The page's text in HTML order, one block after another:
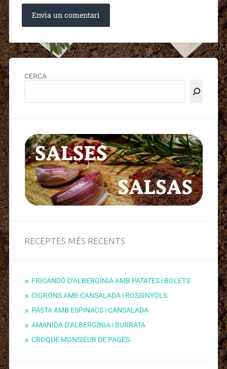
CERCA
RECEPTES MÉS RECENTS
FRICANDÓ D’ALBERGÍNIA AMB PATATES i BOLETS
CIGRONS AMB CANSALADA i ROSSINYOLS
PASTA AMB ESPINACS i CANSALADA
AMANIDA D’ALBERGÍNIA i BURRATA
CROQUE MONSIEUR DE PAGÈS